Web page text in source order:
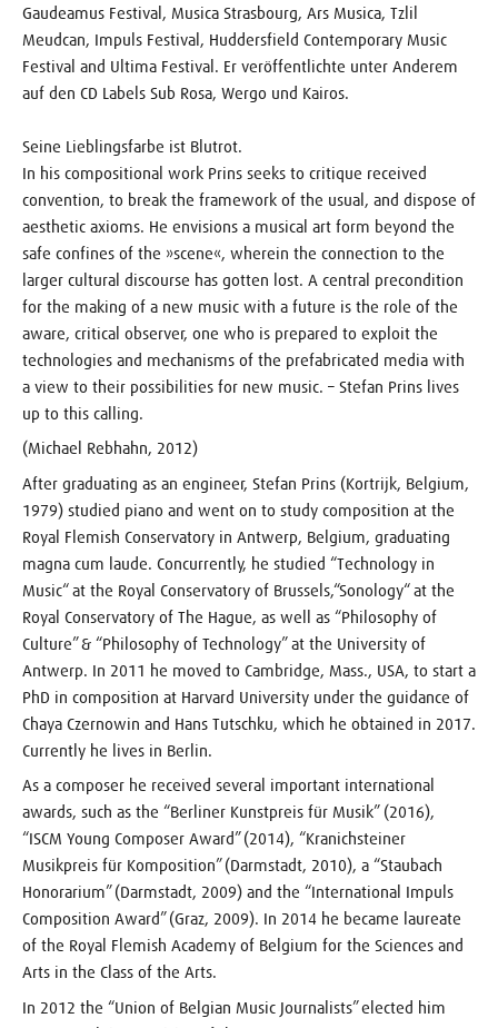
Gaudeamus Festival, Musica Strasbourg, Ars Musica, Tzlil
Meudcan, Impuls Festival, Huddersfield Contemporary Music
Festival and Ultima Festival. Er veröffentlichte unter Anderem
auf den CD Labels Sub Rosa, Wergo und Kairos.
Seine Lieblingsfarbe ist Blutrot.
In his compositional work Prins seeks to critique received
convention, to break the framework of the usual, and dispose of
aesthetic axioms. He envisions a musical art form beyond the
safe confines of the »scene«, wherein the connection to the
larger cultural discourse has gotten lost. A central precondition
for the making of a new music with a future is the role of the
aware, critical observer, one who is prepared to exploit the
technologies and mechanisms of the prefabricated media with
a view to their possibilities for new music. – Stefan Prins lives
up to this calling.
(Michael Rebhahn, 2012)
After graduating as an engineer, Stefan Prins (Kortrijk, Belgium,
1979) studied piano and went on to study composition at the
Royal Flemish Conservatory in Antwerp, Belgium, graduating
magna cum laude. Concurrently, he studied “Technology in
Music“ at the Royal Conservatory of Brussels,“Sonology“ at the
Royal Conservatory of The Hague, as well as “Philosophy of
Culture” & “Philosophy of Technology” at the University of
Antwerp. In 2011 he moved to Cambridge, Mass., USA, to start a
PhD in composition at Harvard University under the guidance of
Chaya Czernowin and Hans Tutschku, which he obtained in 2017.
Currently he lives in Berlin.
As a composer he received several important international
awards, such as the “Berliner Kunstpreis für Musik” (2016),
“ISCM Young Composer Award” (2014), “Kranichsteiner
Musikpreis für Komposition” (Darmstadt, 2010), a “Staubach
Honorarium” (Darmstadt, 2009) and the “International Impuls
Composition Award” (Graz, 2009). In 2014 he became laureate
of the Royal Flemish Academy of Belgium for the Sciences and
Arts in the Class of the Arts.
In 2012 the “Union of Belgian Music Journalists” elected him